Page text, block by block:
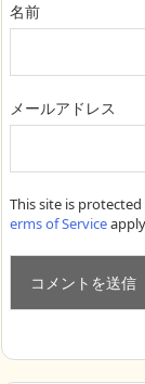
名前
メールアドレス
This site is
erms of Service